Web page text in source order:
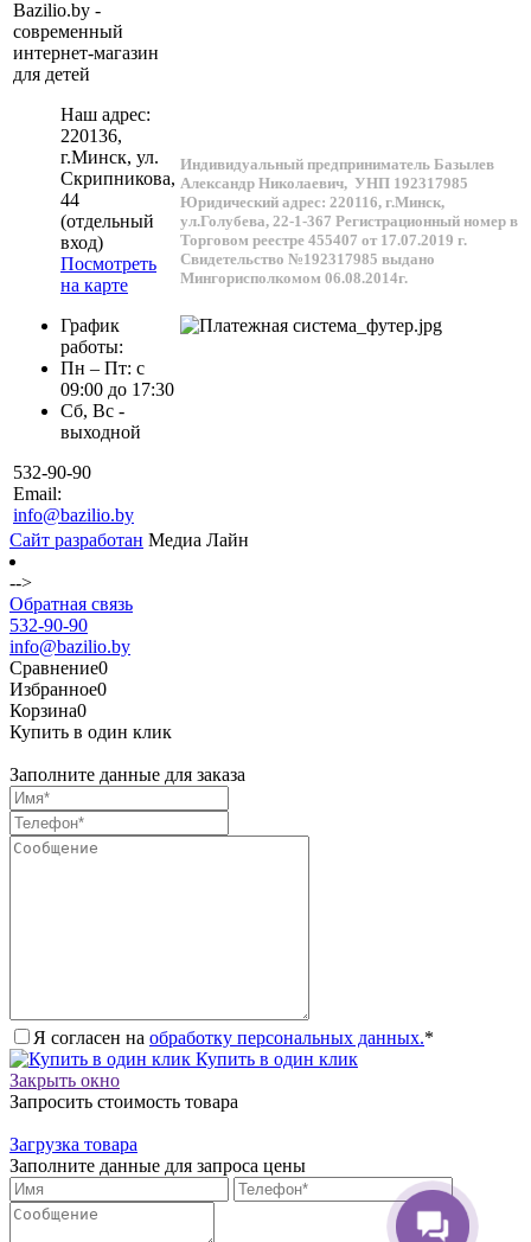
Bazilio.by -
современный
интернет-магазин
для детей
Наш адрес:
220136,
г.Минск, ул.
Скрипникова,
44
(отдельный
вход)
Посмотреть
на карте
График
работы:
Пн – Пт: с
09:00 до 17:30
Сб, Вс -
выходной
532-90-90
Email:
info@bazilio.by
Индивидуальный предприниматель Базылев
Александр Николаевич, УНП 192317985
Юридический адрес: 220116, г.Минск,
ул.Голубева, 22-1-367 Регистрационный номер в
Торговом реестре 455407 от 17.07.2019 г.
Свидетельство №192317985 выдано
Мингорисполкомом 06.08.2014г.
Сайт разработан Медиа Лайн
-->
Обратная связь
532-90-90
info@bazilio.by
Сравнение0
Избранное0
Корзина0
Купить в один клик
Заполните данные для заказа
Я согласен на обработку персональных данных.*
Купить в один клик
Закрыть окно
Запросить стоимость товара
Загрузка товара
Заполните данные для запроса цены